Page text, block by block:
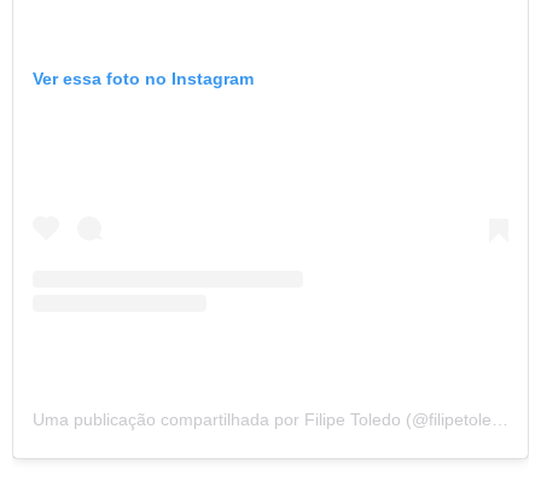
Ver essa foto no Instagram